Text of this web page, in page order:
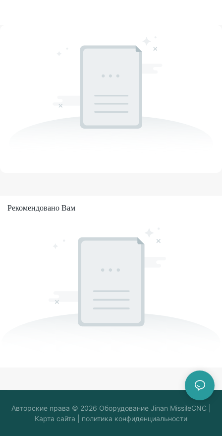
Рекомендовано Вам
Авторские права © 2026 Оборудование Jinan MissileCNC
Карта сайта
политика конфиденциальности